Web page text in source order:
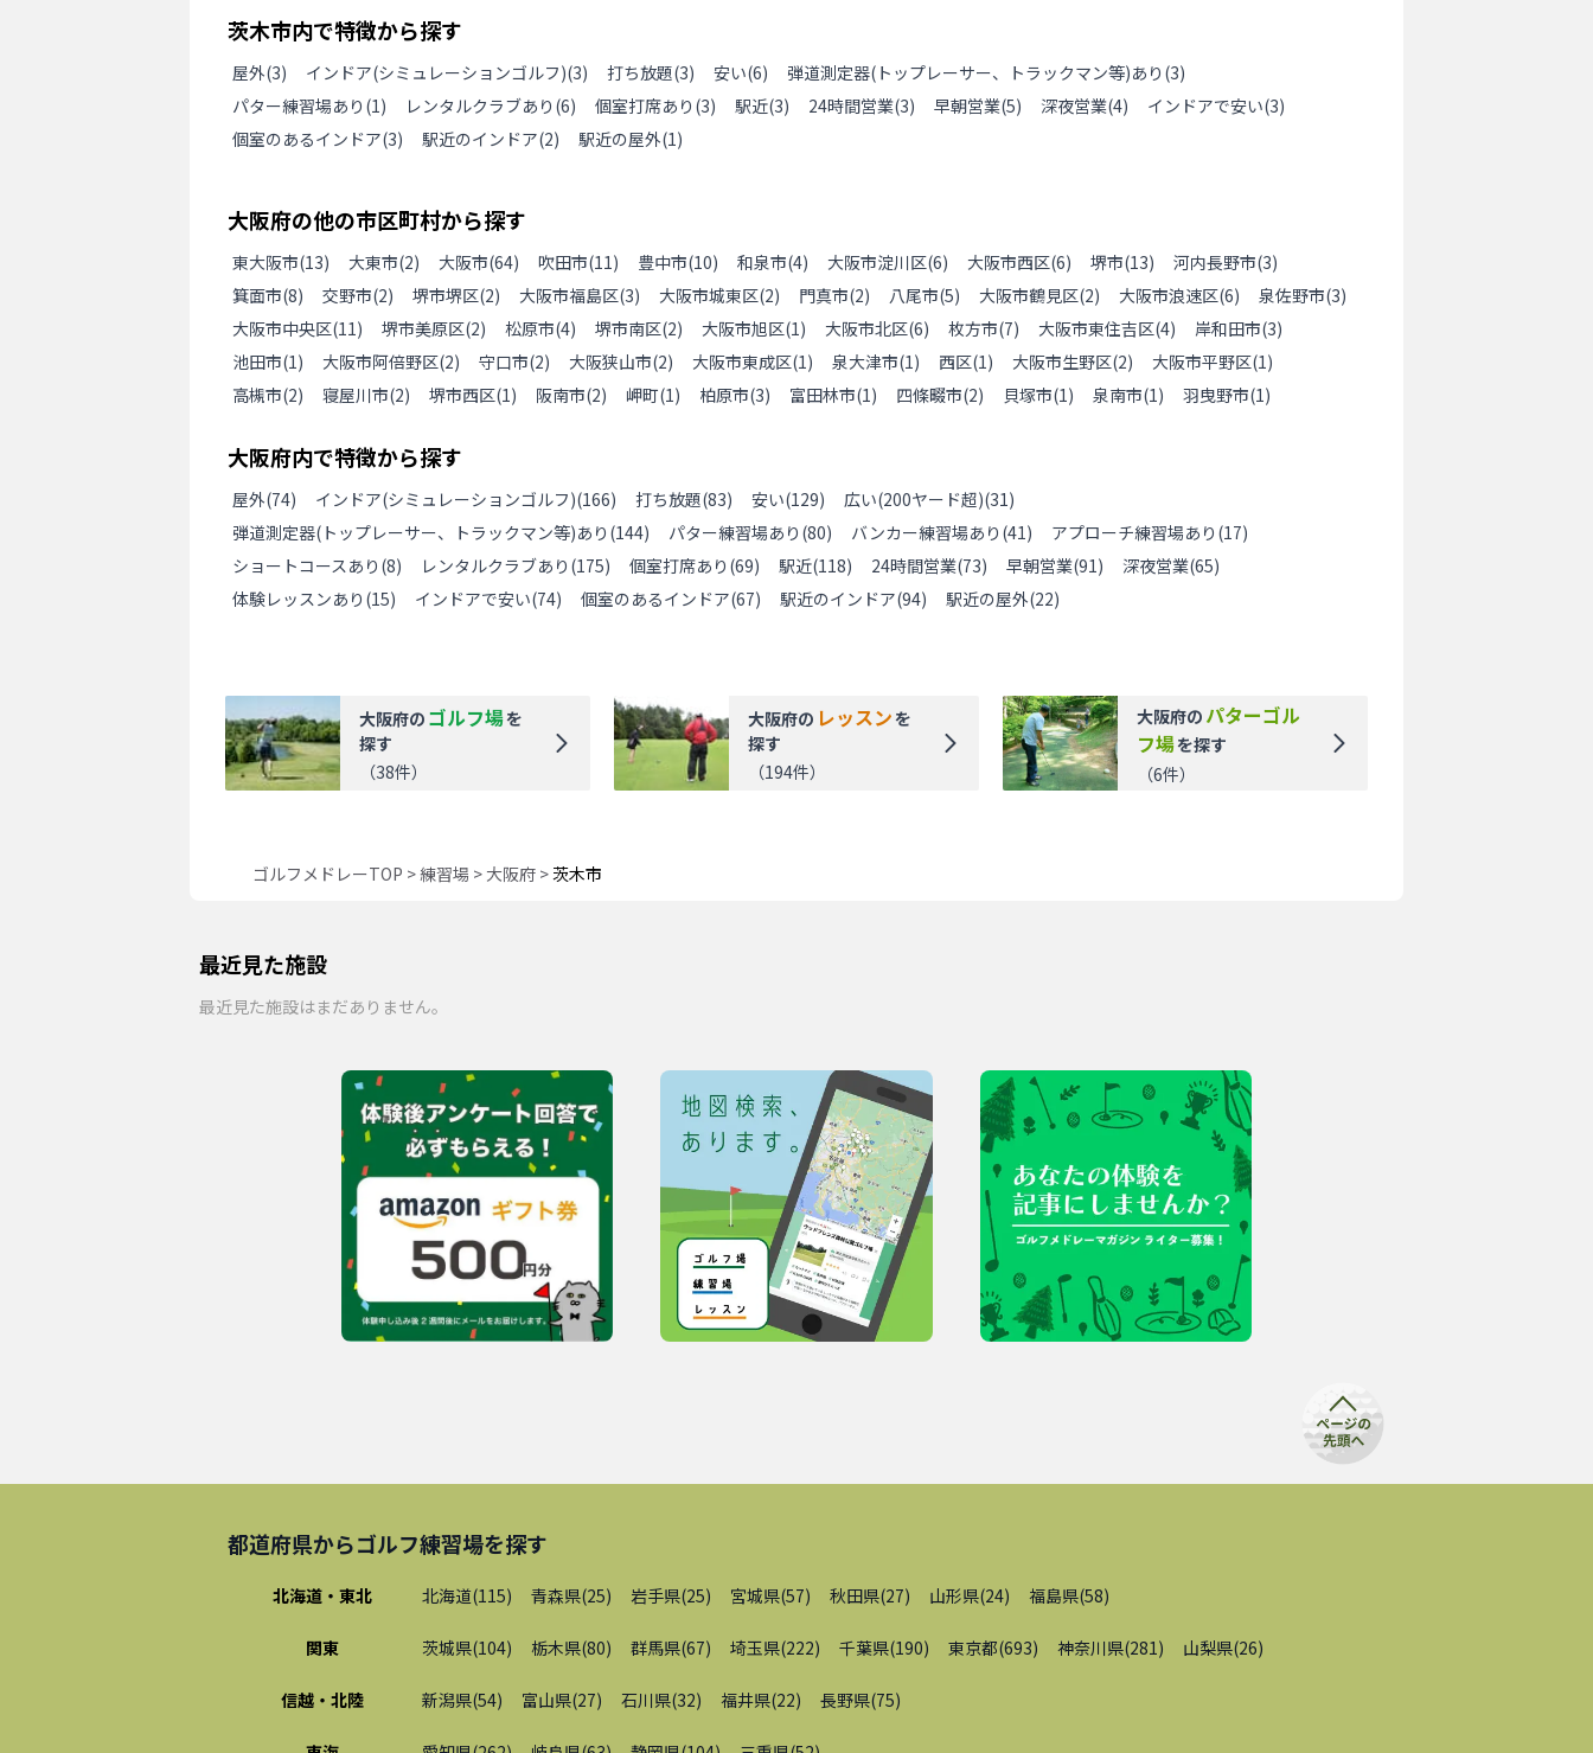
茨木市内で特徴から探す
屋外(3) インドア(シミュレーションゴルフ)(3) 打ち放題(3) 安い(6) 弾道測定器(トップレーサー、トラックマン等)あり (3)
パター練習場あり (1) レンタルクラブあり (6) 個室打席あり (3) 駅近(3) 24時間営業(3) 早朝営業(5) 深夜営業(4) インドアで安い(3)
個室のあるインドア(3) 駅近のインドア(2) 駅近の屋外(1)
大阪府の他の市区町村から探す
東大阪市(13) 大東市(2) 大阪市(64) 吹田市(11) 豊中市(10) 和泉市(4) 大阪市淀川区(6) 大阪市西区(6) 堺市(13) 河内長野市(3)
箕面市(8) 交野市(2) 堺市堺区(2) 大阪市福島区(3) 大阪市城東区(2) 門真市(2) 八尾市(5) 大阪市鶴見区(2) 大阪市浪速区(6) 泉佐野市(3)
大阪市中央区(11) 堺市美原区(2) 松原市(4) 堺市南区(2) 大阪市旭区(1) 大阪市北区(6) 枚方市(7) 大阪市東住吉区(4) 岸和田市(3)
池田市(1) 大阪市阿倍野区(2) 守口市(2) 大阪狭山市(2) 大阪市東成区(1) 泉大津市(1) 西区(1) 大阪市生野区(2) 大阪市平野区(1)
高槻市(2) 寝屋川市(2) 堺市西区(1) 阪南市(2) 岬町(1) 柏原市(3) 富田林市(1) 四條畷市(2) 貝塚市(1) 泉南市(1) 羽曳野市(1)
大阪府内で特徴から探す
屋外(74) インドア(シミュレーションゴルフ)(166) 打ち放題(83) 安い(129) 広い(200ヤード超)(31)
弾道測定器(トップレーサー、トラックマン等)あり (144) パター練習場あり (80) バンカー練習場あり (41) アプローチ練習場あり (17)
ショートコースあり (8) レンタルクラブあり (175) 個室打席あり (69) 駅近(118) 24時間営業(73) 早朝営業(91) 深夜営業(65)
体験レッスンあり (15) インドアで安い(74) 個室のあるインドア(67) 駅近のインドア(94) 駅近の屋外(22)
大阪府の ゴルフ場を
探す
（38件）
大阪府の レッスンを
探す
（194件）
大阪府の パターゴル
フ場を探す
（6件）
ゴルフメドレーTOP >練習場 > 大阪府>茨木市
最近見た施設
最近見た施設はまだありません。
都道府県からゴルフ練習場を探す
北海道・東北 北海道(115) 青森県(25) 岩手県(25) 宮城県(57) 秋田県(27) 山形県(24) 福島県(58)
関東 茨城県(104) 栃木県(80) 群馬県(67) 埼玉県(222) 千葉県(190) 東京都(693) 神奈川県(281) 山梨県(26)
信越・北陸 新潟県(54) 富山県(27) 石川県(32) 福井県(22) 長野県(75)